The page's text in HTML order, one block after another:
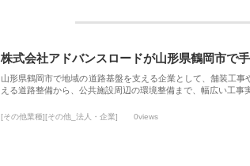
株式会社アドバンスロードが山形県鶴岡市で
山形県鶴岡市で地域の道路基盤を支える企業として、舗装工
える道路整備から、公共施設周辺の環境整備まで、幅広い工事
[その他業種][その他_法人・企業] 0views